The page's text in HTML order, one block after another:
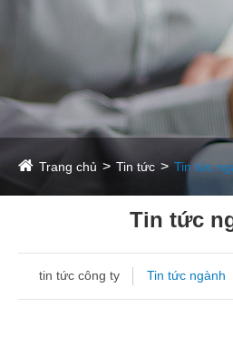
Trang chủ Tin tức Tin tức
Tin tức
tin tức công ty Tin tức ngành